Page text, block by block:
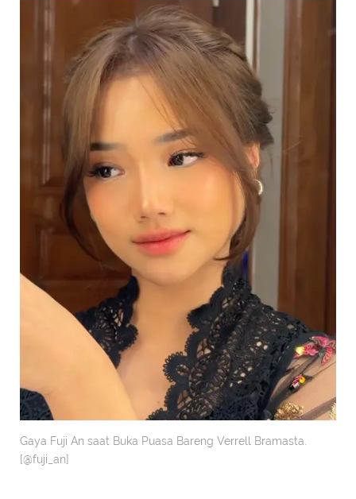
Gaya Fuji An saat Buka Puasa Bareng Verrell Bramasta.
[@fuji_an]